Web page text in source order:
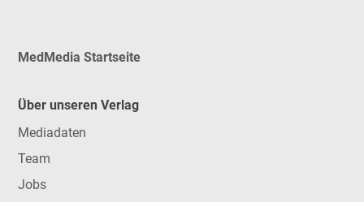
MedMedia Startseite
Über unseren Verlag
Mediadaten
Team
Jobs